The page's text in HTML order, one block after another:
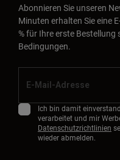
Abonnieren Sie unseren
Minuten erhalten Sie eine
% für Ihre erste
Bedingungen.
Ich bin damit
verarbeitet und mir
Datenschutzrichtlinien
wieder abmelden.